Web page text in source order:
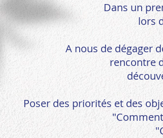
Dans un
lors
A nous de dégager
rencontre
Poser des priorités et des